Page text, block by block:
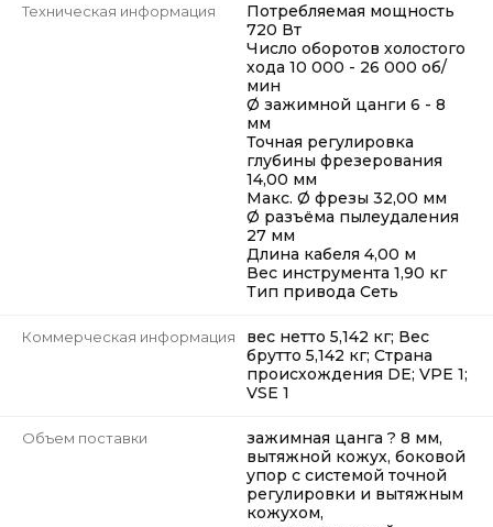
Техническая информация
Потребляемая мощность
720 Вт
Число оборотов холостого
хода 10 000 - 26 000 об/
мин
Ø зажимной цанги 6 - 8
мм
Точная регулировка
глубины фрезерования
14,00 мм
Макс. Ø фрезы 32,00 мм
Ø разъёма пылеудаления
27 мм
Длина кабеля 4,00 м
Вес инструмента 1,90 кг
Тип привода Сеть
Коммерческая информация
вес нетто 5,142 кг; Вес
брутто 5,142 кг; Страна
происхождения DE; VPE 1;
VSE 1
Объем поставки
зажимная цанга ? 8 мм,
вытяжной кожух, боковой
упор с системой точной
регулировки и вытяжным
кожухом,